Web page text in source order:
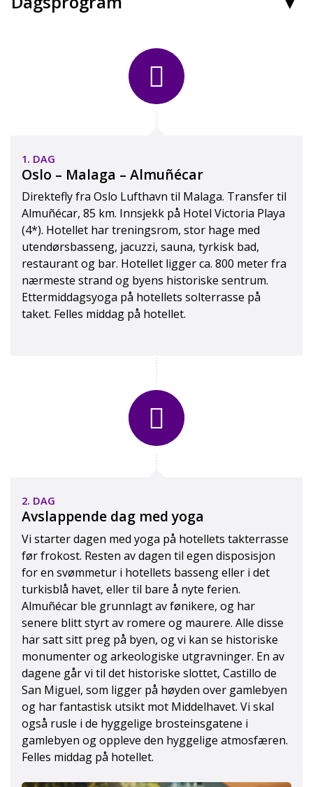
post@peergynt.com
Instagram:
Kontaktskjema
1. DAG
Oslo – Malaga – Almuñécar
Direktefly fra Oslo Lufthavn til Malaga. Transfer til
Almuñécar, 85 km. Innsjekk på Hotel Victoria Playa
(4*). Hotellet har treningsrom, stor hage med
utendørsbasseng, jacuzzi, sauna, tyrkisk bad,
restaurant og bar. Hotellet ligger ca. 800 meter fra
nærmeste strand og byens historiske sentrum.
Ettermiddagsyoga på hotellets solterrasse på
taket. Felles middag på hotellet.
2. DAG
Avslappende dag med yoga
Vi starter dagen med yoga på hotellets takterrasse
før frokost. Resten av dagen til egen disposisjon
for en svømmetur i hotellets basseng eller i det
turkisblå havet, eller til bare å nyte ferien.
Almuñécar ble grunnlagt av fønikere, og har
senere blitt styrt av romere og maurere. Alle disse
har satt sitt preg på byen, og vi kan se historiske
monumenter og arkeologiske utgravninger. En av
dagene går vi til det historiske slottet, Castillo de
San Miguel, som ligger på høyden over gamlebyen
og har fantastisk utsikt mot Middelhavet. Vi skal
også rusle i de hyggelige brosteinsgatene i
gamlebyen og oppleve den hyggelige atmosfæren.
Felles middag på hotellet.